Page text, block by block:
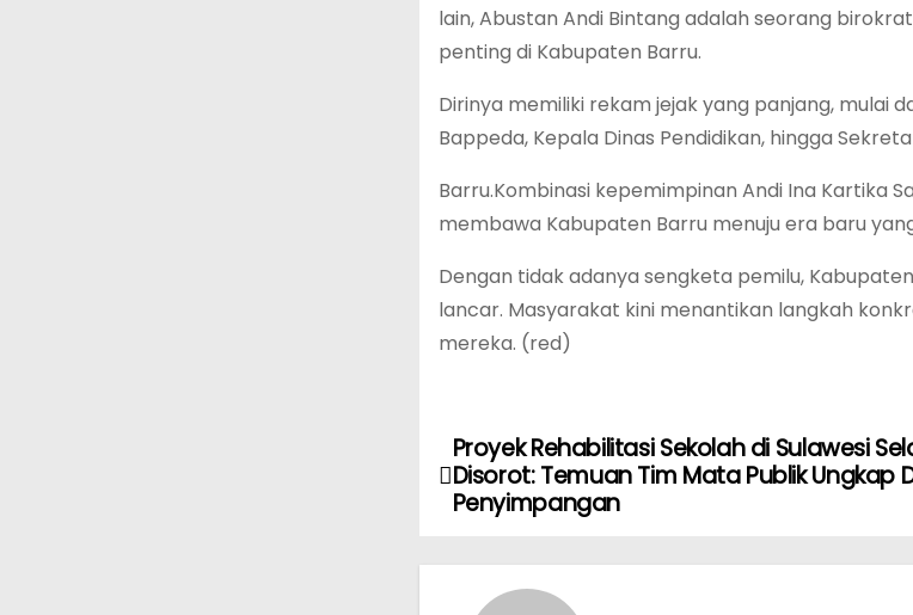
lain, Abustan Andi Bintang adalah seorang
penting di Kabupaten Barru.
Dirinya memiliki rekam jejak yang panjang, mulai
Bappeda, Kepala Dinas Pendidikan, hingga
Barru.Kombinasi kepemimpinan Andi Ina Kartika
membawa Kabupaten Barru menuju era baru
Dengan tidak adanya sengketa pemilu,
lancar. Masyarakat kini menantikan langkah
mereka. (red)
N
a
v
Proyek Rehabilitasi Sekolah di Sulawesi
Disorot: Temuan Tim Mata Publik Ungkap
Penyimpangan